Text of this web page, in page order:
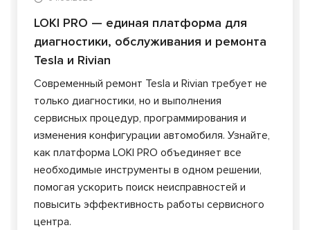
LOKI PRO — единая платформа для
диагностики, обслуживания и ремонта
Tesla и Rivian
Современный ремонт Tesla и Rivian требует не
только диагностики, но и выполнения
сервисных процедур, программирования и
изменения конфигурации автомобиля. Узнайте,
как платформа LOKI PRO объединяет все
необходимые инструменты в одном решении,
помогая ускорить поиск неисправностей и
повысить эффективность работы сервисного
центра.